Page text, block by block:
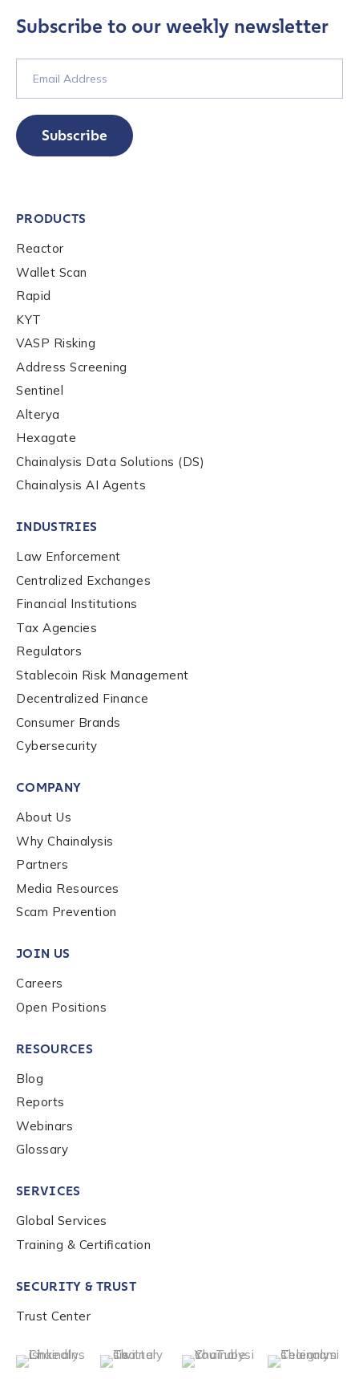
*
Company / Organization Name
Work Email Address
*
Country
Role Function
*
Role Level
*
How did you hear about us?
By checking this box, you indicate that you'd like us
to send you information on Chainalysis products,
be handled in accordance with the
privacy policy.
Submit
Subscribe to our weekly newsletter
Subscribe
PRODUCTS
Reactor
Wallet Scan
Rapid
KYT
VASP Risking
Address Screening
Sentinel
Alterya
Hexagate
Chainalysis Data Solutions (DS)
Chainalysis AI Agents
INDUSTRIES
Law Enforcement
Centralized Exchanges
Financial Institutions
Tax Agencies
Regulators
Stablecoin Risk Management
Decentralized Finance
Consumer Brands
Cybersecurity
COMPANY
About Us
Why Chainalysis
Partners
Media Resources
Scam Prevention
JOIN US
Careers
Open Positions
RESOURCES
Blog
Reports
Webinars
Glossary
SERVICES
Global Services
Training & Certification
SECURITY & TRUST
Trust Center